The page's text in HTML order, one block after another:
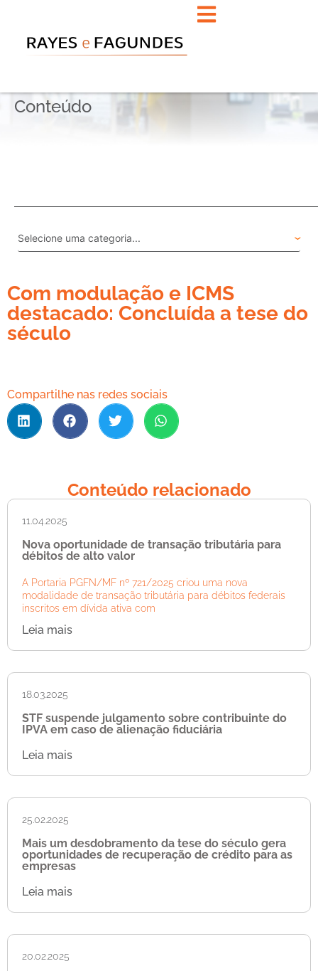
Conteúdo
Com modulação e ICMS
destacado: Concluída a tese do
século
Compartilhe nas redes sociais
Conteúdo relacionado
11.04.2025
Nova oportunidade de transação tributária para
débitos de alto valor
A Portaria PGFN/MF nº 721/2025 criou uma nova
modalidade de transação tributária para débitos federais
inscritos em dívida ativa com
Leia mais
18.03.2025
STF suspende julgamento sobre contribuinte do
IPVA em caso de alienação fiduciária
Leia mais
25.02.2025
Mais um desdobramento da tese do século gera
oportunidades de recuperação de crédito para as
empresas
Leia mais
20.02.2025